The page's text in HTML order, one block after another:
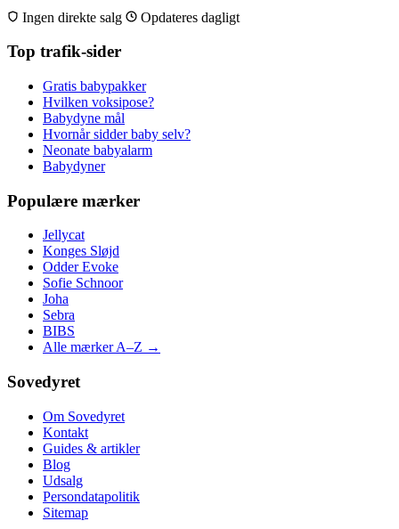
Ingen direkte salg
Opdateres dagligt
Top trafik-sider
Gratis babypakker
Hvilken voksipose?
Babydyne mål
Hvornår sidder baby selv?
Neonate babyalarm
Babydyner
Populære mærker
Jellycat
Konges Sløjd
Odder Evoke
Sofie Schnoor
Joha
Sebra
BIBS
Alle mærker A–Z →
Sovedyret
Om Sovedyret
Kontakt
Guides & artikler
Blog
Udsalg
Persondatapolitik
Sitemap